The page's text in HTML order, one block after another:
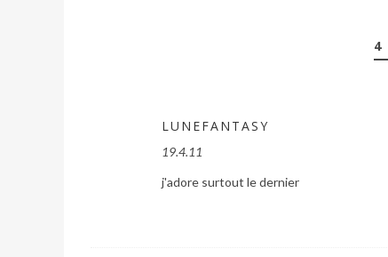
4
LUNEFANTASY
19.4.11
j'adore surtout le dernier